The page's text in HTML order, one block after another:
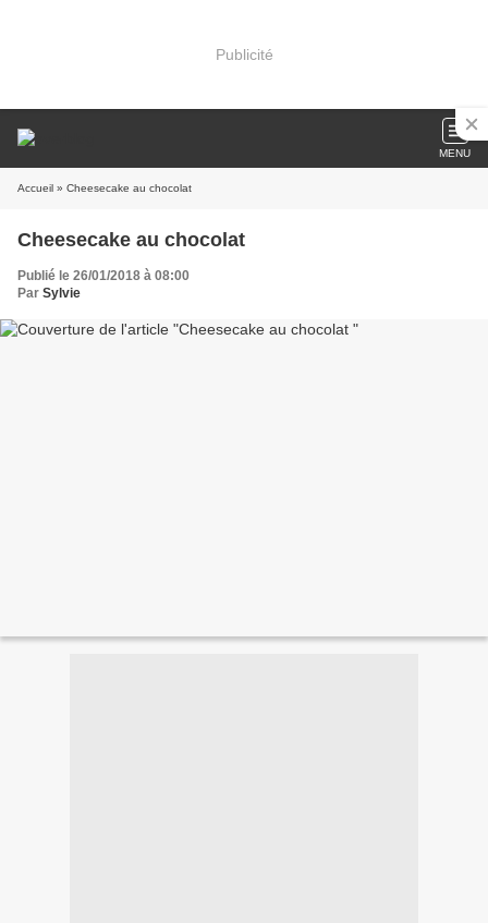
Publicité
MENU
Accueil » Cheesecake au chocolat
Cheesecake au chocolat
Publié le 26/01/2018 à 08:00
Par Sylvie